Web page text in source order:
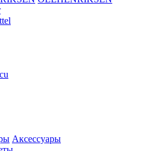
Аксессуары